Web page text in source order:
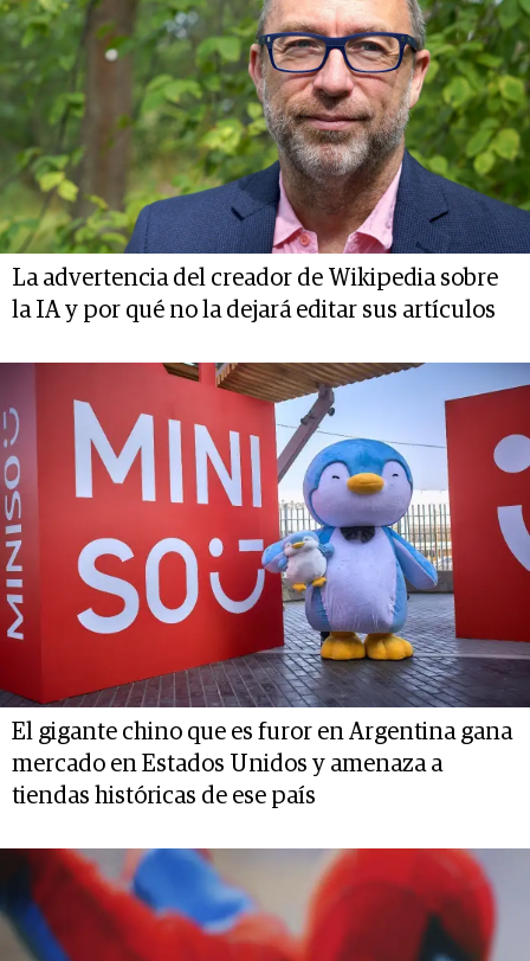
La advertencia del creador de Wikipedia sobre
la IA y por qué no la dejará editar sus artículos
El gigante chino que es furor en Argentina gana
mercado en Estados Unidos y amenaza a
tiendas históricas de ese país